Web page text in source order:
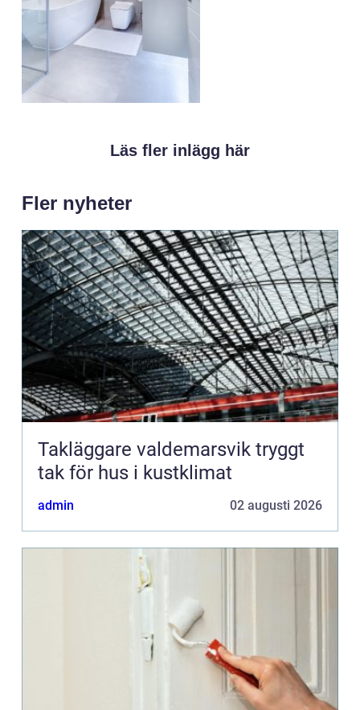
Läs fler inlägg här
Fler nyheter
Takläggare valdemarsvik tryggt
tak för hus i kustklimat
admin 02 augusti 2026